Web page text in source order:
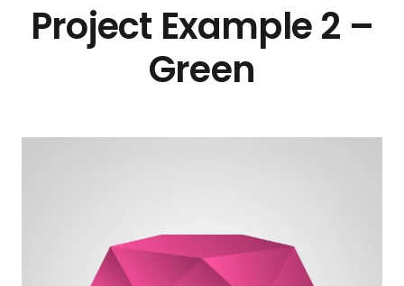
Project Example 2 –
Green